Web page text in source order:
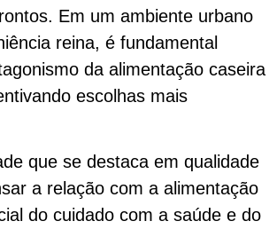
Em um ambiente urbano
reina, é fundamental
da alimentação caseira
escolhas mais
que se destaca em qualidade
a relação com a alimentação
do cuidado com a saúde e do